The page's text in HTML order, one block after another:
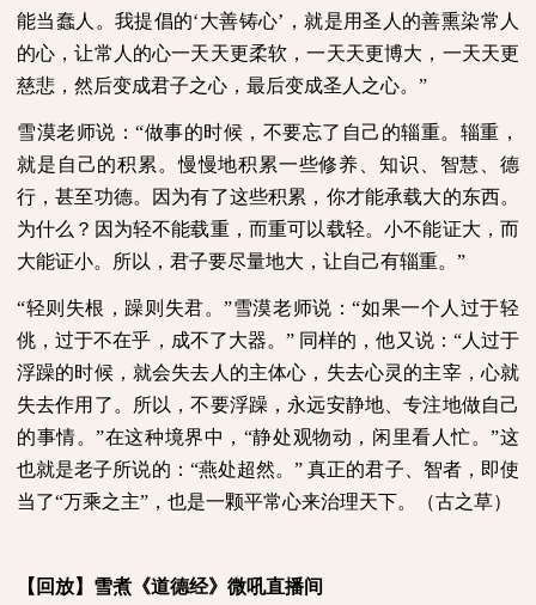
能当蠢人。我提倡的‘大善铸心’，就是用圣人的善熏染常人
的心，让常人的心一天天更柔软，一天天更博大，一天天更
慈悲，然后变成君子之心，最后变成圣人之心。”
雪漠老师说：“做事的时候，不要忘了自己的辎重。辎重，
就是自己的积累。慢慢地积累一些修养、知识、智慧、德
行，甚至功德。因为有了这些积累，你才能承载大的东西。
为什么？因为轻不能载重，而重可以载轻。小不能证大，而
大能证小。所以，君子要尽量地大，让自己有辎重。”
“轻则失根，躁则失君。”雪漠老师说：“如果一个人过于轻
佻，过于不在乎，成不了大器。” 同样的，他又说：“人过于
浮躁的时候，就会失去人的主体心，失去心灵的主宰，心就
失去作用了。所以，不要浮躁，永远安静地、专注地做自己
的事情。”在这种境界中，“静处观物动，闲里看人忙。”这
也就是老子所说的：“燕处超然。” 真正的君子、智者，即使
当了“万乘之主”，也是一颗平常心来治理天下。（古之草）
【回放】雪煮《道德经》微吼直播间